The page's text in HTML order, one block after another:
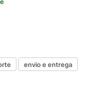
envio e entrega